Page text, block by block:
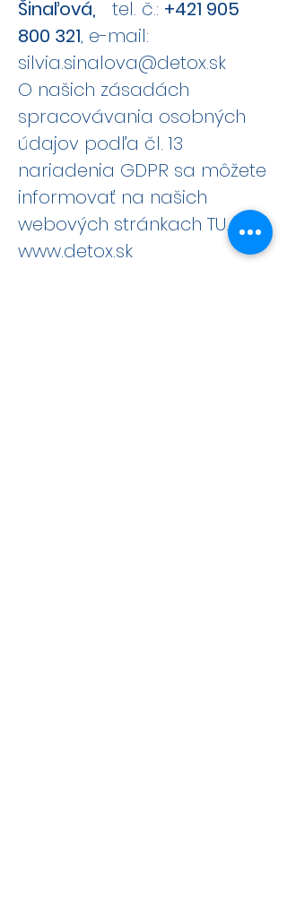
Šinaľová, tel. č.: +421 905
800 321, e-mail:
silvia.sinalova@detox.sk
O našich zásadách
spracovávania osobných
údajov podľa čl. 13
nariadenia GDPR sa môžete
informovať na našich
webových stránkach TU.
www.detox.sk